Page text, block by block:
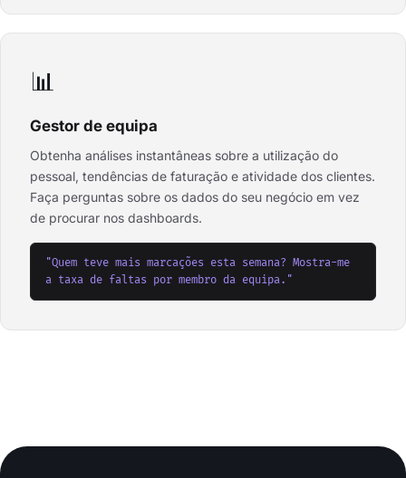
📊
Gestor de equipa
Obtenha análises instantâneas sobre a utilização do
pessoal, tendências de faturação e atividade dos clientes.
Faça perguntas sobre os dados do seu negócio em vez
de procurar nos dashboards.
"Quem teve mais marcações esta semana? Mostra-me
a taxa de faltas por membro da equipa."